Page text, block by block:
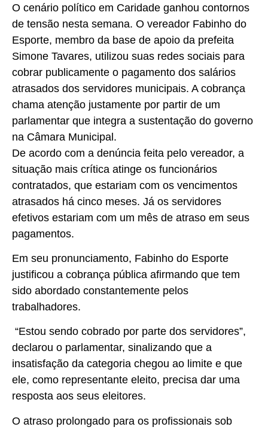
O cenário político em Caridade ganhou contornos
de tensão nesta semana. O vereador Fabinho do
Esporte, membro da base de apoio da prefeita
Simone Tavares, utilizou suas redes sociais para
cobrar publicamente o pagamento dos salários
atrasados dos servidores municipais. A cobrança
chama atenção justamente por partir de um
parlamentar que integra a sustentação do governo
na Câmara Municipal.
De acordo com a denúncia feita pelo vereador, a
situação mais crítica atinge os funcionários
contratados, que estariam com os vencimentos
atrasados há cinco meses. Já os servidores
efetivos estariam com um mês de atraso em seus
pagamentos.
Em seu pronunciamento, Fabinho do Esporte
justificou a cobrança pública afirmando que tem
sido abordado constantemente pelos
trabalhadores.
“Estou sendo cobrado por parte dos servidores”,
declarou o parlamentar, sinalizando que a
insatisfação da categoria chegou ao limite e que
ele, como representante eleito, precisa dar uma
resposta aos seus eleitores.
O atraso prolongado para os profissionais sob